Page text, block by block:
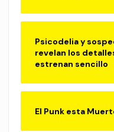
Psicodelia y
revelan los
estrenan sencillo
El Punk esta